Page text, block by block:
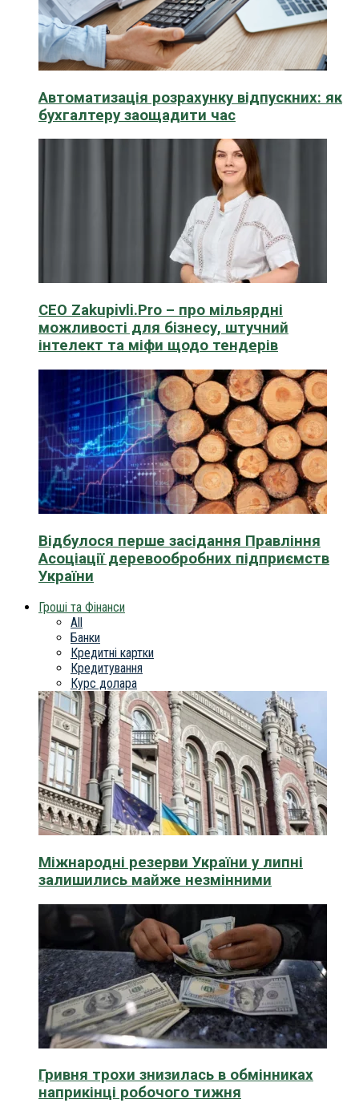
Автоматизація розрахунку відпускних: як
бухгалтеру заощадити час
CEO Zakupivli.Pro – про мільярдні
можливості для бізнесу, штучний
інтелект та міфи щодо тендерів
Відбулося перше засідання Правління
Асоціації деревообробних підприємств
України
Гроші та Фінанси
All
Банки
Кредитні картки
Кредитування
Курс долара
Міжнародні резерви України у липні
залишились майже незмінними
Гривня трохи знизилась в обмінниках
наприкінці робочого тижня